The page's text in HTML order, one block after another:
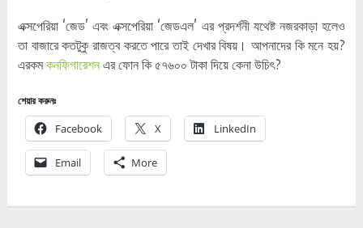
এক্সপেরিয়া ‘জেড’ এবং এক্সপেরিয়া ‘জেডএল’ এর প্রদর্শনী যথেষ্ট নজরকাড়া হলেও
তা বাজারে কতটুকু রাজত্ব করতে পারে তাই দেখার বিষয়। আপনাদের কি মনে হয়?
এরকমকনফিগারেশনএর ফোন কি ৫৭৬০০ টাকা দিয়ে কেনা উচিৎ?
শেয়ার করুনঃ
Facebook X LinkedIn
Email More